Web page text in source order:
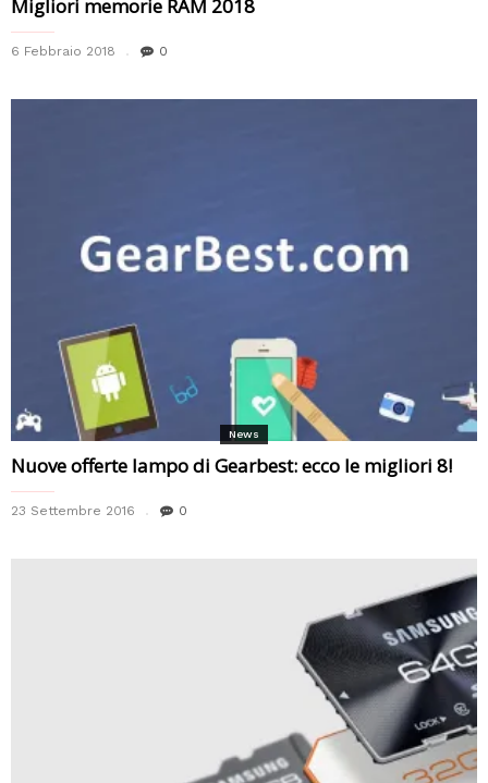
Migliori memorie RAM 2018
6 Febbraio 2018 0
News
Nuove offerte lampo di Gearbest: ecco le migliori 8!
23 Settembre 2016 0